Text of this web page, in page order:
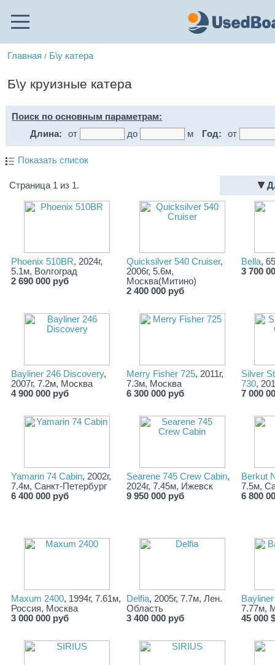
Главная / Б\у катера
Б\у круизные катера
Поиск по основным параметрам:
Длина:
от до м Год: от
Показать список
Страница 1 из 1.
Phoenix 510BR, 2024г,
5.1м, Волгоград
2 690 000 руб
Quicksilver 540 Cruiser,
2006г, 5.6м,
Москва(Митино)
2 400 000 руб
Bella,
3 700
Bayliner 246 Discovery,
2007г, 7.2м, Москва
4 900 000 руб
Merry Fisher 725, 2011г,
7.3м, Москва
6 300 000 руб
Silver
730,
7 000
Yamarin 74 Cabin, 2002г,
7.4м, Санкт-Петербург
6 400 000 руб
Searene 745 Crew Cabin,
2024г, 7.45м, Ижевск
9 950 000 руб
Berkut
7.5м,
6 800
Maxum 2400, 1994г, 7.61м,
Россия, Москва
3 000 000 руб
Delfia, 2005г, 7.7м, Лен.
Область
3 400 000 руб
7.77м,
45 000